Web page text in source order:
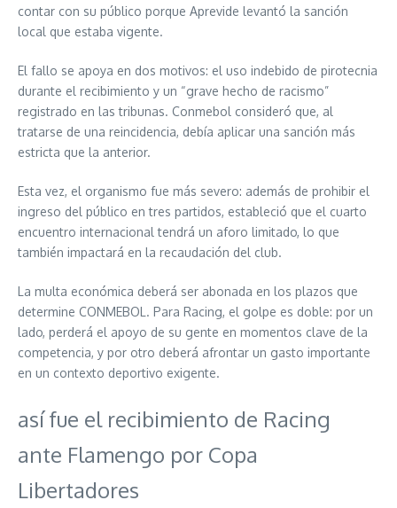
contar con su público porque Aprevide levantó la sanción
local que estaba vigente.
El fallo se apoya en dos motivos: el uso indebido de pirotecnia
durante el recibimiento y un “grave hecho de racismo”
registrado en las tribunas. Conmebol consideró que, al
tratarse de una reincidencia, debía aplicar una sanción más
estricta que la anterior.
Esta vez, el organismo fue más severo: además de prohibir el
ingreso del público en tres partidos, estableció que el cuarto
encuentro internacional tendrá un aforo limitado, lo que
también impactará en la recaudación del club.
La multa económica deberá ser abonada en los plazos que
determine CONMEBOL. Para Racing, el golpe es doble: por un
lado, perderá el apoyo de su gente en momentos clave de la
competencia, y por otro deberá afrontar un gasto importante
en un contexto deportivo exigente.
así fue el recibimiento de Racing
ante Flamengo por Copa
Libertadores